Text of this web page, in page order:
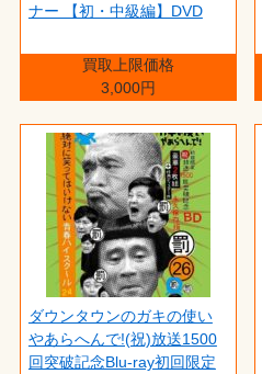
ナー 【初・中級編】DVD
買取上限価格
3,000円
ダウンタウンのガキの使い
やあらへんで!(祝)放送1500
回突破記念Blu-ray初回限定